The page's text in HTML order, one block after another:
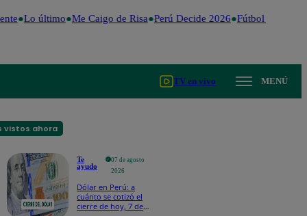
Lo último Me Caigo de Risa Perú Decide 2026 Fútbol peruano
TV en vivo MENÚ
vistos ahora
Te
ayudo
07 de agosto
2026
Dólar en Perú: a
cuánto se cotizó el
cierre de hoy, 7 de